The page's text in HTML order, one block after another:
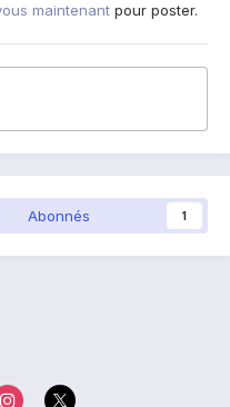
maintenant pour poster.
Abonnés 1